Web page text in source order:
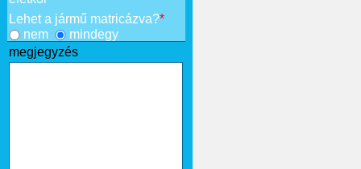
Lehet a jármű matricázva?*
nem
mindegy
megjegyzés